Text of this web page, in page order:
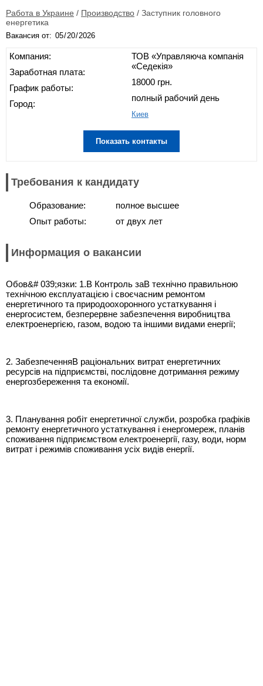
Работа в Украине / Производство / Заступник головного
енергетика
Вакансия от:
Компания:
Заработная плата:
График работы:
Город:
ТОВ «Управляюча компанія
«Седекія»
18000 грн.
полный рабочий день
Киев
Показать контакты
Требования к кандидату
Образование:
Опыт работы:
полное высшее
от двух лет
Информация о вакансии
Обов&# 039;язки: 1.В Контроль заВ технічно правильною
технічною експлуатацією і своєчасним ремонтом
енергетичного та природоохоронного устаткування і
енергосистем, безперервне забезпечення виробництва
електроенергією, газом, водою та іншими видами енергії;
2. ЗабезпеченняВ раціональних витрат енергетичних
ресурсів на підприємстві, послідовне дотримання режиму
енергозбереження та економії.
3. Планування робіт енергетичної служби, розробка графіків
ремонту енергетичного устаткування і енергомереж, планів
споживання підприємством електроенергії, газу, води, норм
витрат і режимів споживання усіх видів енергії.